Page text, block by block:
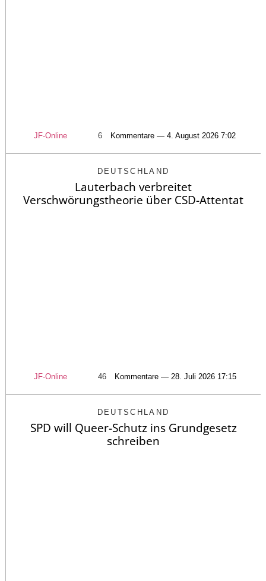
JF-Online 6 Kommentare — 4. August 2026 7:02
DEUTSCHLAND
Lauterbach verbreitet
Verschwörungstheorie über CSD-Attentat
JF-Online 46 Kommentare — 28. Juli 2026 17:15
DEUTSCHLAND
SPD will Queer-Schutz ins Grundgesetz
schreiben